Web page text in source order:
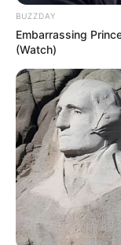
Youtube
BUZZDAY
Embarrassing
(Watch)